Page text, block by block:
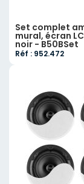
Set complet
mural, écran
noir - B50BSet
Réf : 952.472